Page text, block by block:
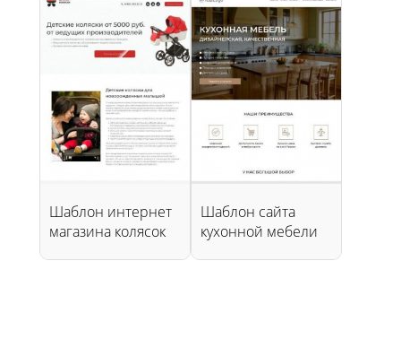
Шаблон интернет
магазина колясок
Шаблон сайта
кухонной мебели